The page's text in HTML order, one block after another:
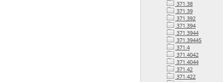
371.38
371.39
371.392
371.394
371.3944
371.39445
371.4
371.4042
371.4044
371.42
371.422